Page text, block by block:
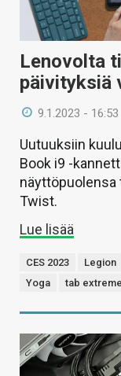
Lenovolta
päivityksiä
9.1.2023 - 16:53
Uutuuksiin
Book i9 -
näyttöpuolensa
Twist.
Lue lisää
CES 2023 Legion
Yoga
tab extreme